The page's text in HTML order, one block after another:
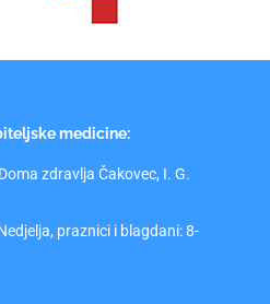
medicine:
zdravlja Čakovec, I. G.
praznici i blagdani: 8-